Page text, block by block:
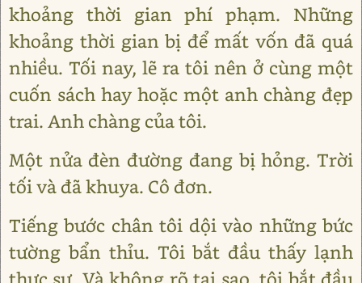
khoảng thời gian phí phạm. Những
khoảng thời gian bị để mất vốn đã quá
nhiều. Tối nay, lẽ ra tôi nên ở cùng một
cuốn sách hay hoặc một anh chàng đẹp
trai. Anh chàng của tôi.
Một nửa đèn đường đang bị hỏng. Trời
tối và đã khuya. Cô đơn.
Tiếng bước chân tôi dội vào những bức
tường bẩn thỉu. Tôi bắt đầu thấy lạnh
thực sự. Và không rõ tại sao, tôi bắt đầu